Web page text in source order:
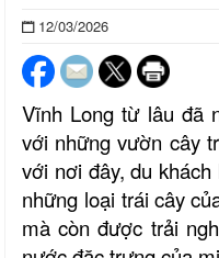
12/03/2026
Vĩnh Long từ lâu đã
với những vườn cây
với nơi đây, du
những loại trái cây
mà còn được trải